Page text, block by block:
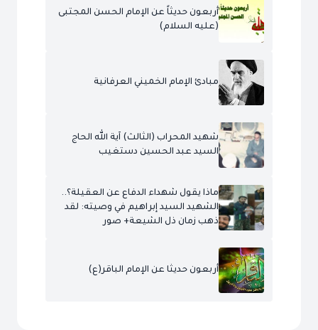
أربعون حديثاً عن الإمام الحسن المجتبى
(عليه السلام)
مبادئ الإمام الخميني العرفانية
شهيد المحراب (الثالث) آية الله الحاج
السيد عبد الحسين دستغيب
ماذا يقول شهداء الدفاع عن العقيلة؟..
الشهيد السيد إبراهيم في وصيته: لقد
ذهب زمان ذل الشيعة+ صور
أربعون حديثا عن الإمام الباقر(ع)